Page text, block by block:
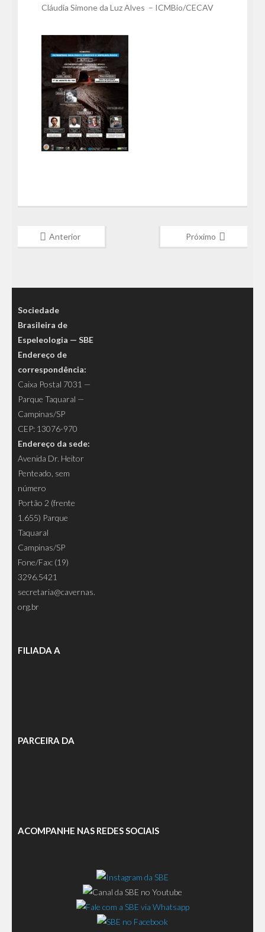
Cláudia Simone da Luz Alves – ICMBio/CECAV
Anterior Próximo
Sociedade
Brasileira de
Espeleologia — SBE
Endereço de
correspondência:
Caixa Postal 7031 —
Parque Taquaral —
Campinas/SP
CEP: 13076-970
Endereço da sede:
Avenida Dr. Heitor
Penteado, sem
número
Portão 2 (frente
1.655) Parque
Taquaral
Campinas/SP
Fone/Fax: (19)
3296.5421
secretaria@cavernas.
org.br
FILIADA A
PARCEIRA DA
ACOMPANHE NAS REDES SOCIAIS